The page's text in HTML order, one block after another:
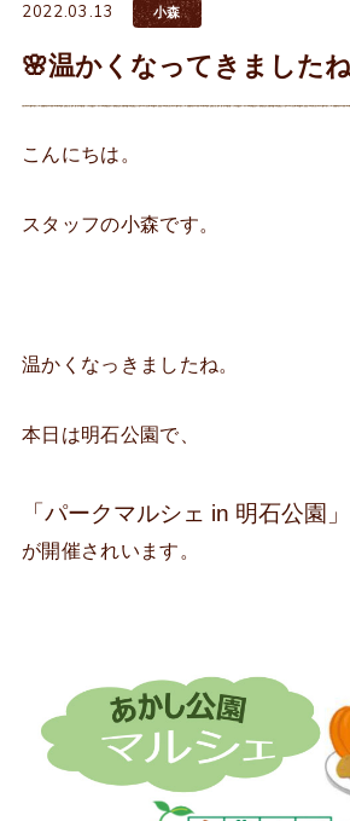
2022.03.13 小森
🌸温かくなってきました
こんにちは。
スタッフの小森です。
温かくなっきましたね。
本日は明石公園で、
「パークマルシェ in 明石公園」
が開催されいます。